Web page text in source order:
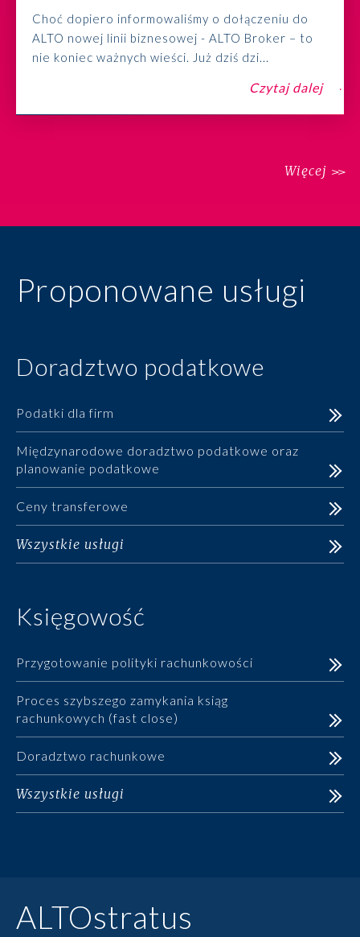
Choć dopiero informowaliśmy o dołączeniu do
ALTO nowej linii biznesowej - ALTO Broker – to
nie koniec ważnych wieści. Już dziś dzi...
Czytaj dalej
Więcej
Proponowane usługi
Doradztwo podatkowe
Podatki dla firm
Międzynarodowe doradztwo podatkowe oraz
planowanie podatkowe
Ceny transferowe
Wszystkie usługi
Księgowość
Przygotowanie polityki rachunkowości
Proces szybszego zamykania ksiąg
rachunkowych (fast close)
Doradztwo rachunkowe
Wszystkie usługi
ALTOstratus